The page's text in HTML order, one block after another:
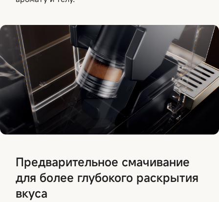
Предварительное смачивание
для более глубокого раскрытия
вкуса